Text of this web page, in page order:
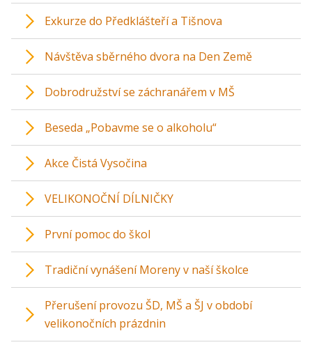
Exkurze do Předklášteří a Tišnova
Návštěva sběrného dvora na Den Země
Dobrodružství se záchranářem v MŠ
Beseda „Pobavme se o alkoholu“
Akce Čistá Vysočina
VELIKONOČNÍ DÍLNIČKY
První pomoc do škol
Tradiční vynášení Moreny v naší školce
Přerušení provozu ŠD, MŠ a ŠJ v období
velikonočních prázdnin